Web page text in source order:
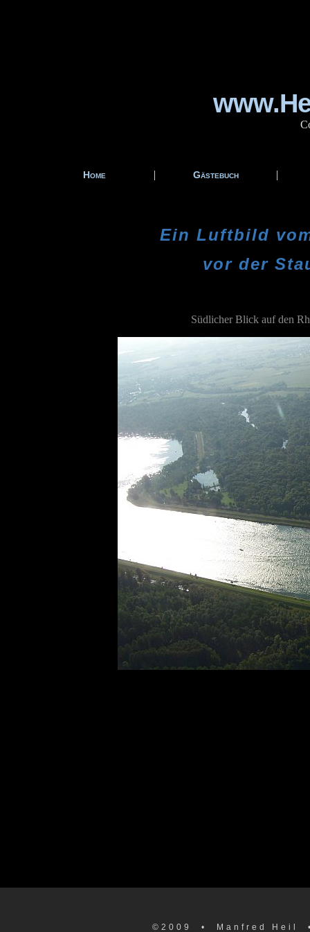
Home | Gästebuch |
Ein Luftbild
vor der
Südlicher Blick auf den
©2009 • Manfred Heil